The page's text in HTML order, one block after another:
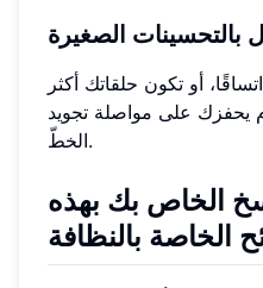
بالتحسينات الصغيرة
أو تكون حلقاتك أكثر
يحفزك على مواصلة تجويد
الخطّ.
الخاص بك بهذه
الخاصة بالنظافة